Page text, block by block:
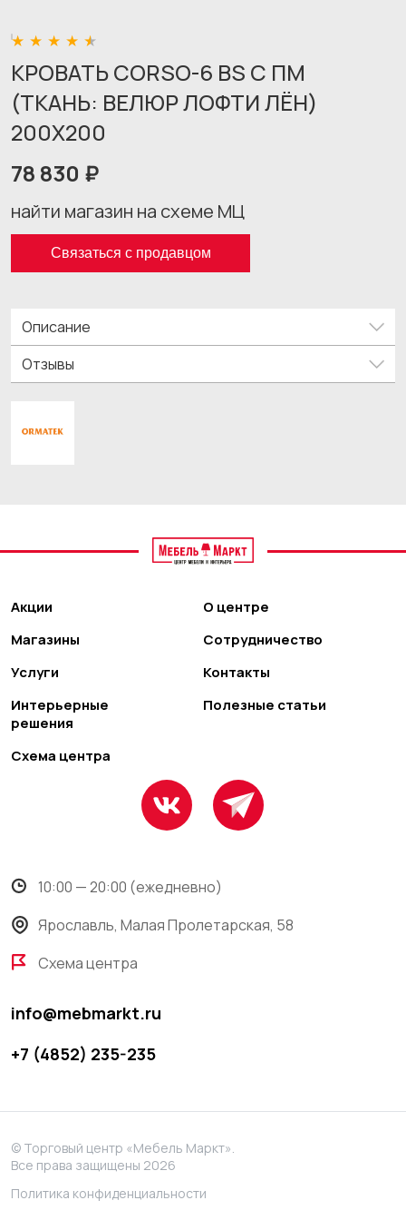
КРОВАТЬ CORSO-6 BS С ПМ
(ТКАНЬ: ВЕЛЮР ЛОФТИ ЛЁН)
200X200
78 830 ₽
найти магазин на схеме МЦ
Связаться с продавцом
Описание
Отзывы
Акции
Магазины
Услуги
Интерьерные
решения
Схема центра
О центре
Сотрудничество
Контакты
Полезные статьи
10:00 — 20:00 (ежедневно)
Ярославль, Малая Пролетарская, 58
Схема центра
info@mebmarkt.ru
+7 (4852) 235-235
© Торговый центр «Мебель Маркт».
Все права защищены 2026
Политика конфиденциальности